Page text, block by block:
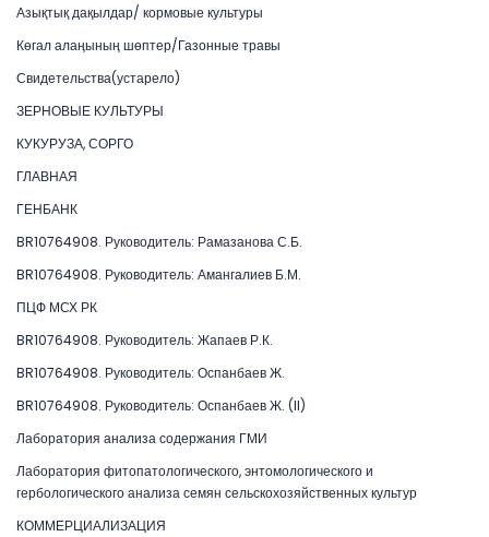
Азықтық дақылдар/ кормовые культуры
Көгал алаңының шөптер/Газонные травы
Свидетельства(устарело)
ЗЕРНОВЫЕ КУЛЬТУРЫ
КУКУРУЗА, СОРГО
ГЛАВНАЯ
ГЕНБАНК
BR10764908. Руководитель: Рамазанова С.Б.
BR10764908. Руководитель: Амангалиев Б.М.
ПЦФ МСХ РК
BR10764908. Руководитель: Жапаев Р.К.
BR10764908. Руководитель: Оспанбаев Ж.
BR10764908. Руководитель: Оспанбаев Ж. (II)
Лаборатория анализа содержания ГМИ
Лаборатория фитопатологического, энтомологического и
гербологического анализа семян сельскохозяйственных культур
КОММЕРЦИАЛИЗАЦИЯ